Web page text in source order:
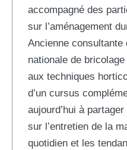
accompagné des
sur l’aménagement
Ancienne consultante
nationale de
aux techniques
d’un cursus
aujourd’hui à
sur l’entretien de la
quotidien et les